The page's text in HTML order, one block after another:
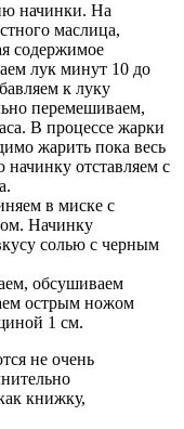
начинки. На
маслица,
содержимое
лук минут 10 до
к луку
перемешиваем,
В процессе жарки
жарить пока весь
отставляем с
в миске с
Начинку
солью с черным
обсушиваем
острым ножом
1 см.
не очень
книжку,